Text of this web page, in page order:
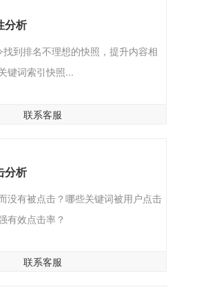
分析
到排名不理想的快照，提升内容相
键词索引快照...
联系客服
分析
没有被点击？哪些关键词被用户点击
有效点击率？
联系客服